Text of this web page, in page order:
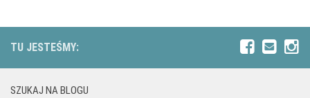
TU JESTEŚMY:
SZUKAJ NA BLOGU